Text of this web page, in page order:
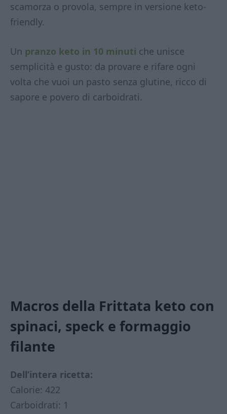
scamorza o provola, sempre in versione keto-
friendly.
Un pranzo keto in 10 minuti che unisce
semplicità e gusto: da provare e rifare ogni
volta che vuoi un pasto senza glutine, ricco di
sapore e povero di carboidrati.
Macros della Frittata keto con
spinaci, speck e formaggio
filante
Dell’intera ricetta:
Calorie: 422
Carboidrati: 1